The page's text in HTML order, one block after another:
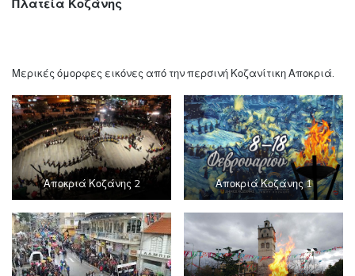
Πλατεία Κοζάνης
Μερικές όμορφες εικόνες από την περσινή Κοζανίτικη Αποκριά.
Αποκριά Κοζάνης 2 Αποκριά Κοζάνης 1